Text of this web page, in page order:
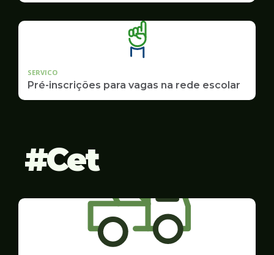
SERVICO
Pré-inscrições para vagas na rede escolar
Cet